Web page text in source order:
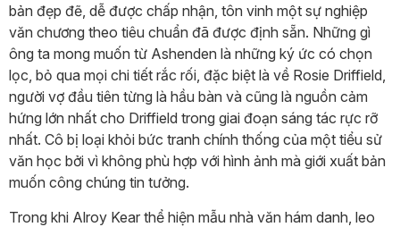
bản đẹp đẽ, dễ được chấp nhận, tôn vinh một sự nghiệp
văn chương theo tiêu chuẩn đã được định sẵn. Những gì
ông ta mong muốn từ Ashenden là những ký ức có chọn
lọc, bỏ qua mọi chi tiết rắc rối, đặc biệt là về Rosie Driffield,
người vợ đầu tiên từng là hầu bàn và cũng là nguồn cảm
hứng lớn nhất cho Driffield trong giai đoạn sáng tác rực rỡ
nhất. Cô bị loại khỏi bức tranh chính thống của một tiểu sử
văn học bởi vì không phù hợp với hình ảnh mà giới xuất bản
muốn công chúng tin tưởng.
Trong khi Alroy Kear thể hiện mẫu nhà văn hám danh, leo